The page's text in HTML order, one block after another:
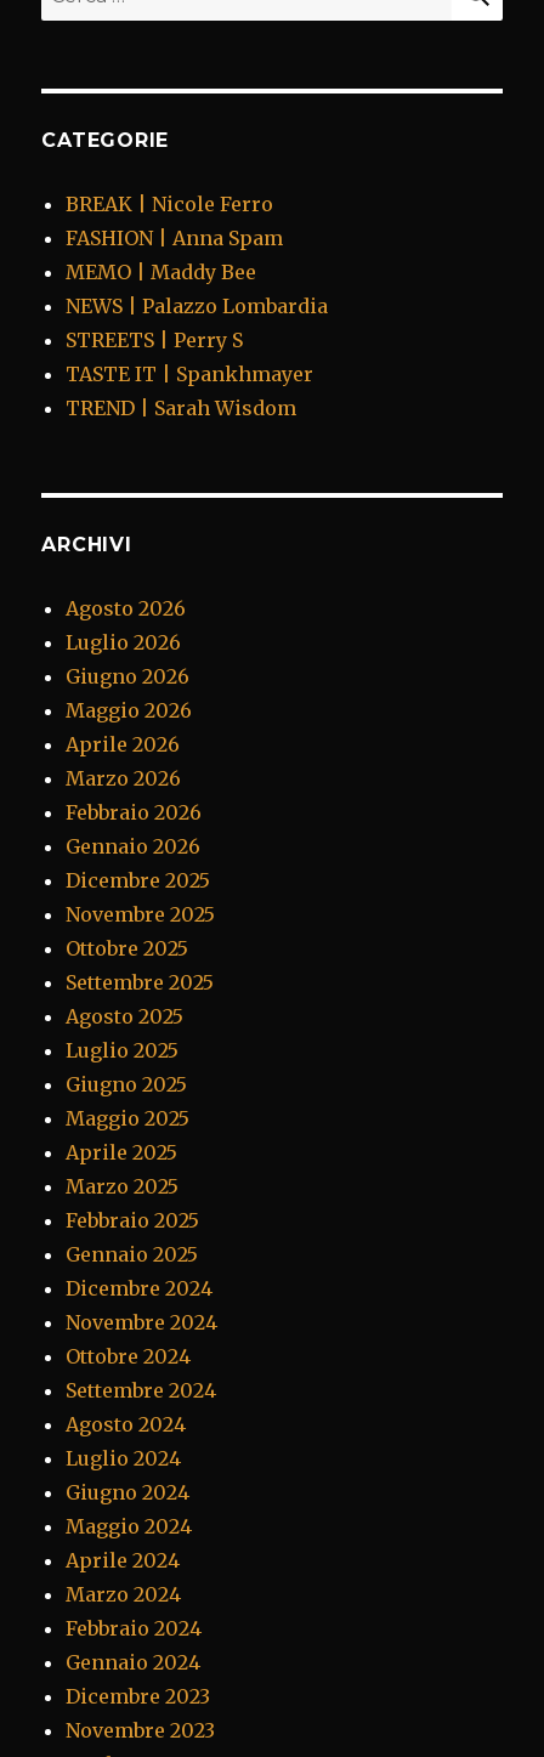
CATEGORIE
BREAK | Nicole Ferro
FASHION | Anna Spam
MEMO | Maddy Bee
NEWS | Palazzo Lombardia
STREETS | Perry S
TASTE IT | Spankhmayer
TREND | Sarah Wisdom
ARCHIVI
Agosto 2026
Luglio 2026
Giugno 2026
Maggio 2026
Aprile 2026
Marzo 2026
Febbraio 2026
Gennaio 2026
Dicembre 2025
Novembre 2025
Ottobre 2025
Settembre 2025
Agosto 2025
Luglio 2025
Giugno 2025
Maggio 2025
Aprile 2025
Marzo 2025
Febbraio 2025
Gennaio 2025
Dicembre 2024
Novembre 2024
Ottobre 2024
Settembre 2024
Agosto 2024
Luglio 2024
Giugno 2024
Maggio 2024
Aprile 2024
Marzo 2024
Febbraio 2024
Gennaio 2024
Dicembre 2023
Novembre 2023